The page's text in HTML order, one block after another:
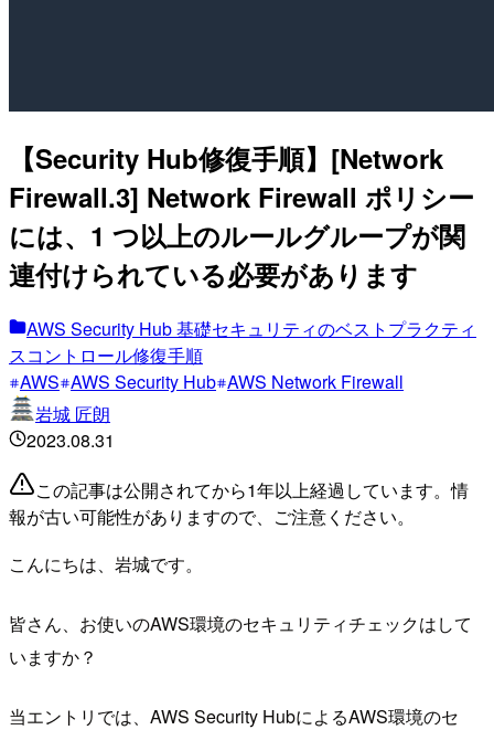
【Security Hub修復手順】[Network
Firewall.3] Network Firewall ポリシー
には、1 つ以上のルールグループが関
連付けられている必要があります
AWS Security Hub 基礎セキュリティのベストプラクティ
スコントロール修復手順
AWS AWS Security Hub AWS Network Firewall
岩城 匠朗
2023.08.31
この記事は公開されてから1年以上経過しています。情
報が古い可能性がありますので、ご注意ください。
こんにちは、岩城です。
皆さん、お使いのAWS環境のセキュリティチェックはして
いますか？
当エントリでは、AWS Security HubによるAWS環境のセ